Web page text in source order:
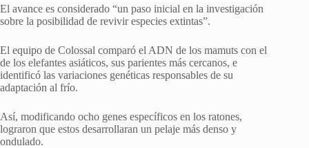
El avance es considerado “un paso inicial en la investigación
sobre la posibilidad de revivir especies extintas”.
El equipo de Colossal comparó el ADN de los mamuts con el
de los elefantes asiáticos, sus parientes más cercanos, e
identificó las variaciones genéticas responsables de su
adaptación al frío.
Así, modificando ocho genes específicos en los ratones,
lograron que estos desarrollaran un pelaje más denso y
ondulado.